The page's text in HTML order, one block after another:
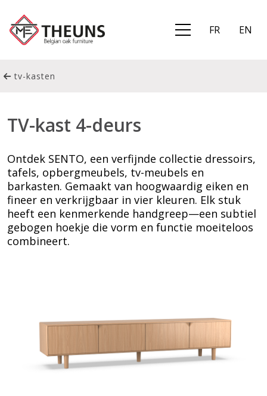
FR EN
tv-kasten
TV-kast 4-deurs
Ontdek SENTO, een verfijnde collectie dressoirs,
tafels, opbergmeubels, tv-meubels en
barkasten. Gemaakt van hoogwaardig eiken en
fineer en verkrijgbaar in vier kleuren. Elk stuk
heeft een kenmerkende handgreep—een subtiel
gebogen hoekje die vorm en functie moeiteloos
combineert.